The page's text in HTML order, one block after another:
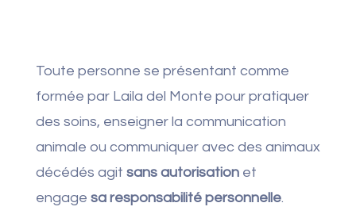
Toute personne se présentant comme
formée par Laila del Monte pour pratiquer
des soins, enseigner la communication
animale ou communiquer avec des animaux
décédés agit sans autorisationet
engage sa responsabilité personnelle.